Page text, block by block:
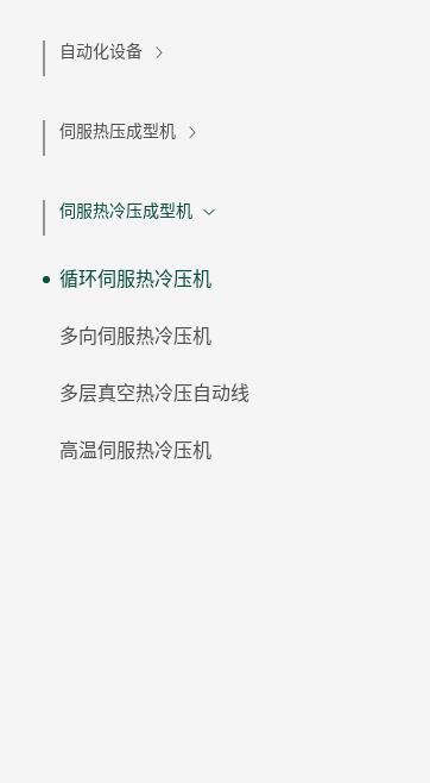
自动化设备
伺服热压成型机
伺服热冷压成型机
循环伺服热冷压机
多向伺服热冷压机
多层真空热冷压自动线
高温伺服热冷压机